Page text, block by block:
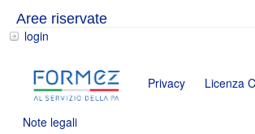
Aree riservate
login
Privacy Licenza
Note legali